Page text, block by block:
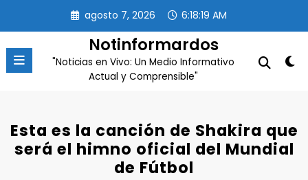
contenido
agosto 7, 2026 6:18:20 AM
Notinformardos
"Noticias en Vivo: Un Medio Informativo
Actual y Comprensible"
Esta es la canción de Shakira que
será el himno oficial del Mundial
de Fútbol